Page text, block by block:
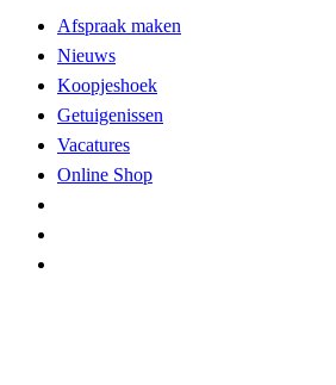
Afspraak maken
Nieuws
Koopjeshoek
Getuigenissen
Vacatures
Online Shop